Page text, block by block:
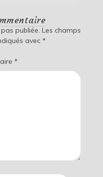
publiée. Les champs
avec *
*